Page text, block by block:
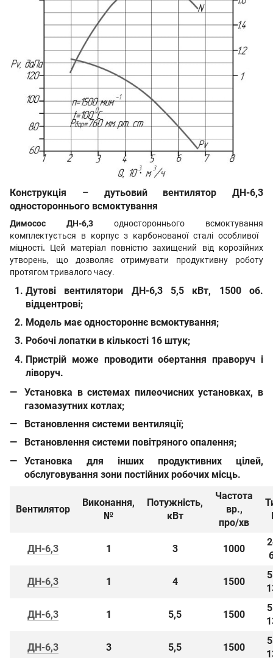
Конструкція – дутьовий вентилятор ДН-6,3
одностороннього всмоктування
Димосос ДН-6,3 одностороннього всмоктування
комплектується в корпус з карбонованої сталі особливої ​​
міцності. Цей матеріал повністю захищений від корозійних
утворень, що дозволяє отримувати продуктивну роботу
протягом тривалого часу.
Дутові вентилятори ДН-6,3 5,5 кВт, 1500 об.
відцентрові;
Модель має одностороннє всмоктування;
Робочі лопатки в кількості 16 штук;
Пристрій може проводити обертання праворуч і
ліворуч.
Установка в системах пилеочисних установках, в
газомазутних котлах;
Встановлення системи вентиляції;
Встановлення системи повітряного опалення;
Установка для інших продуктивних цілей,
обслуговування зони постійних робочих місць.
Вентилятор
Виконання,
№
Потужність,
кВт
Частота
вр.,
про/хв
ДН-6,3 1 3 1000
ДН-6,3 1 4 1500
ДН-6,3 1 5,5 1500
ДН-6,3 3 5,5 1500